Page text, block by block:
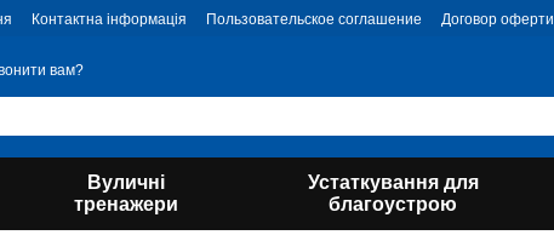
Контактна інформація Пользовательское соглашение Договор оферти
вам?
Вуличні
тренажери
Устаткування для
благоустрою